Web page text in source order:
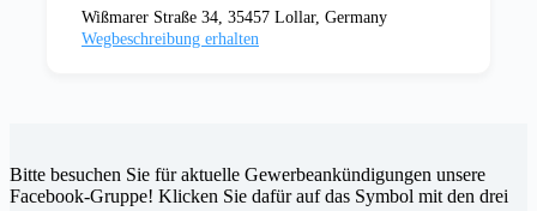
Wißmarer Straße 34, 35457 Lollar, Germany
Wegbeschreibung erhalten
Bitte besuchen Sie für aktuelle Gewerbeankündigungen unsere
Facebook-Gruppe! Klicken Sie dafür auf das Symbol mit den drei